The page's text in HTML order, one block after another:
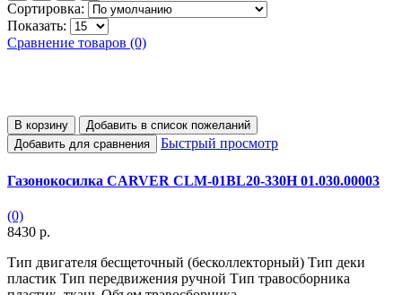
Сортировка:
Показать:
Сравнение товаров (0)
В корзину
Добавить в список пожеланий
Добавить для сравнения
Быстрый просмотр
Газонокосилка CARVER CLM-01BL20-330H 01.030.00003
(0)
8430 р.
Тип двигателя бесщеточный (бесколлекторный) Тип деки
пластик Тип передвижения ручной Тип травосборника